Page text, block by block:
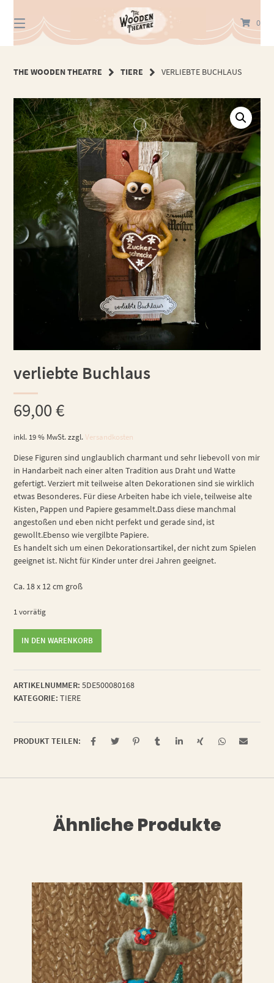
zum
Inhalt
0
THE WOODEN THEATRE TIERE VERLIEBTE BUCHLAUS
verliebte Buchlaus
69,00€
inkl. 19 % MwSt. zzgl.Versandkosten
Diese Figuren sind unglaublich charmant und sehr liebevoll von mir
in Handarbeit nach einer alten Tradition aus Draht und Watte
gefertigt. Verziert mit teilweise alten Dekorationen sind sie wirklich
etwas Besonderes. Für diese Arbeiten habe ich viele, teilweise alte
Kisten, Pappen und Papiere gesammelt.Dass diese manchmal
angestoßen und eben nicht perfekt und gerade sind, ist
gewollt.Ebenso wie vergilbte Papiere.
Es handelt sich um einen Dekorationsartikel, der nicht zum Spielen
geeignet ist. Nicht für Kinder unter drei Jahren geeignet.
Ca. 18 x 12 cm groß
1 vorrätig
IN DEN WARENKORB
ARTIKELNUMMER: 5DE500080168
KATEGORIE: TIERE
PRODUKT TEILEN:
Ähnliche Produkte